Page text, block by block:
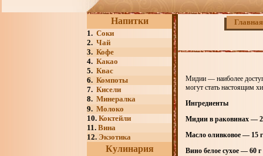
Напитки
1. Соки
2. Чай
3. Кофе
4. Какао
5. Квас
6. Компоты
7. Кисели
8. Минералка
9. Молоко
10. Коктейли
11. Вина
12. Экзотика
Кулинария
Главная
Мидии — наиболее
могут стать настоящим
Ингредиенты
Мидии в раковинах — 2
Масло оливковое — 15 г
Вино белое сухое — 60 г